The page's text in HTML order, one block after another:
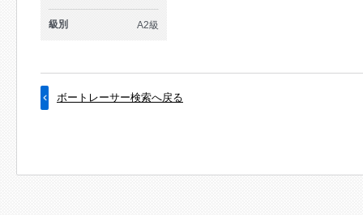
級別 A2級
ボートレーサー検索へ戻る